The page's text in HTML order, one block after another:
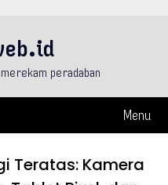
peradaban
Menu
Teratas: Kamera